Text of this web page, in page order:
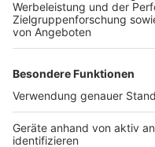
Weitere Themen
Bombe in Köln-
betroffen